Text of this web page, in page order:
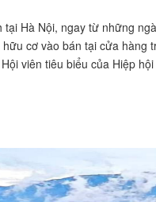
Hà Nội, ngay từ những
cơ vào bán tại cửa hàng
viên tiêu biểu của Hiệp